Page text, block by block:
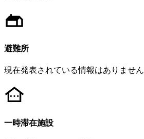
避難所
現在発表されている情報はありません
一時滞在施設